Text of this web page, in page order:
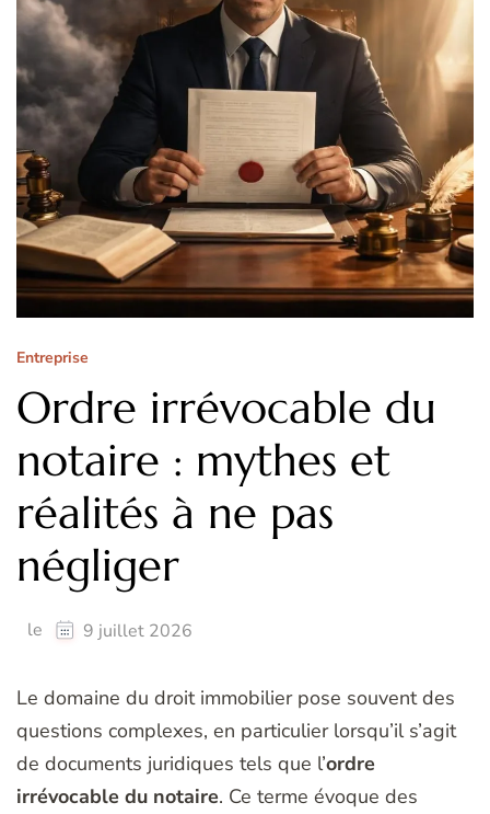
Entreprise
Ordre irrévocable du
notaire : mythes et
réalités à ne pas
négliger
le 9 juillet 2026
Le domaine du droit immobilier pose souvent des
questions complexes, en particulier lorsqu’il s’agit
de documents juridiques tels que l’ordre
irrévocable du notaire. Ce terme évoque des